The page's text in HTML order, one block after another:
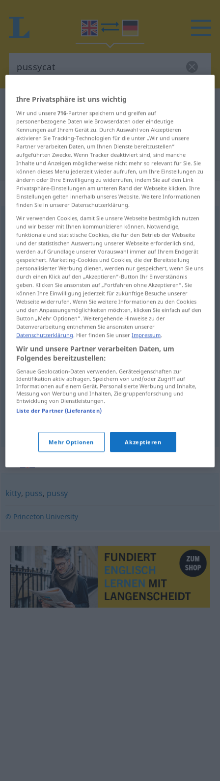
Englisch-Deutsch Wörterbuch
Englisch-Deutsch Übersetzung für
"pussycat"
"pussycat" Deutsch Übersetzung
„pussycat“: noun
pussycat [ˈpusikæt]s
Übersicht aller Übersetzungen
(Für mehr Details die Übersetzung anklicken/antippen)
Kätzchen, Mieze
Verschiedenfarbige Weide
Mieze(kätzchenn)f pussycatpussy
Kätzchenn pussycatpussy
VerschiedenfarbigeWeide
kitty, puss, pussy
© Princeton University
Ihre Privatsphäre ist uns wichtig
Wir und unsere716-Partner speichern und greifen auf
personenbezogene Daten wie Browserdaten oder eindeutige
Kennungen auf Ihrem Gerät zu. Durch Auswahl von Akzeptieren
aktivieren Sie Tracking-Technologien für die unter „Wir und unsere
Partner verarbeiten Daten, um Ihnen Dienste bereitzustellen“
aufgeführten Zwecke. Wenn Tracker deaktiviert sind, sind manche
Inhalte und Anzeigen möglicherweise nicht mehr so relevant für Sie. Sie
können dieses Menü jederzeit wieder aufrufen, um Ihre Einstellungen zu
ändern oder Ihre Einwilligung zu widerrufen, indem Sie auf den Link
Privatsphäre-Einstellungen am unteren Rand der Webseite klicken. Ihre
Einstellungen gelten innerhalb unseres Website. Weitere Informationen
finden Sie in unserer Datenschutzerklärung.
Wir verwenden Cookies, damit Sie unsere Webseite bestmöglich nutzen
und wir besser mit Ihnen kommunizieren können. Notwendige,
funktionale und statistische Cookies, die für den Betrieb der Webseite
und der statistischen Auswertung unserer Webseite erforderlich sind,
werden auf Grundlage unserer Vorauswahl immer auf Ihrem Endgerät
gespeichert. Marketing-Cookies und Cookies, die der Bereitstellung
personalisierter Werbung dienen, werden nur gespeichert, wenn Sie uns
durch einen Klick auf den „Akzeptieren“-Button Ihr Einverständnis
geben. Klicken Sie ansonsten auf „Fortfahren ohne Akzeptieren“. Sie
können Ihre Einwilligung jederzeit für zukünftige Besuche unserer
Webseite widerrufen. Wenn Sie weitere Informationen zu den Cookies
und den Anpassungsmöglichkeiten möchten, klicken Sie einfach auf den
Button „Mehr Optionen“. Weitergehende Hinweise zu der
Datenverarbeitung entnehmen Sie ansonsten unserer
Datenschutzerklärung. Hier finden Sie unserImpressum.
Wir und unsere Partner verarbeiten Daten, um
Folgendes bereitzustellen:
Genaue Geolocation-Daten verwenden. Geräteeigenschaften zur
Identifikation aktiv abfragen. Speichern von und/oder Zugriff auf
Informationen auf einem Gerät. Personalisierte Werbung und Inhalte,
Messung von Werbung und Inhalten, Zielgruppenforschung und
Entwicklung von Dienstleistungen.
Liste der Partner (Lieferanten)
Mehr Optionen Akzeptieren